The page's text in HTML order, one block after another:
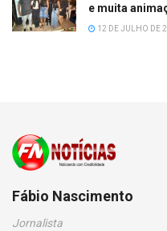
e muita
12 DE JULHO DE
Fábio Nascimento
Jornalista